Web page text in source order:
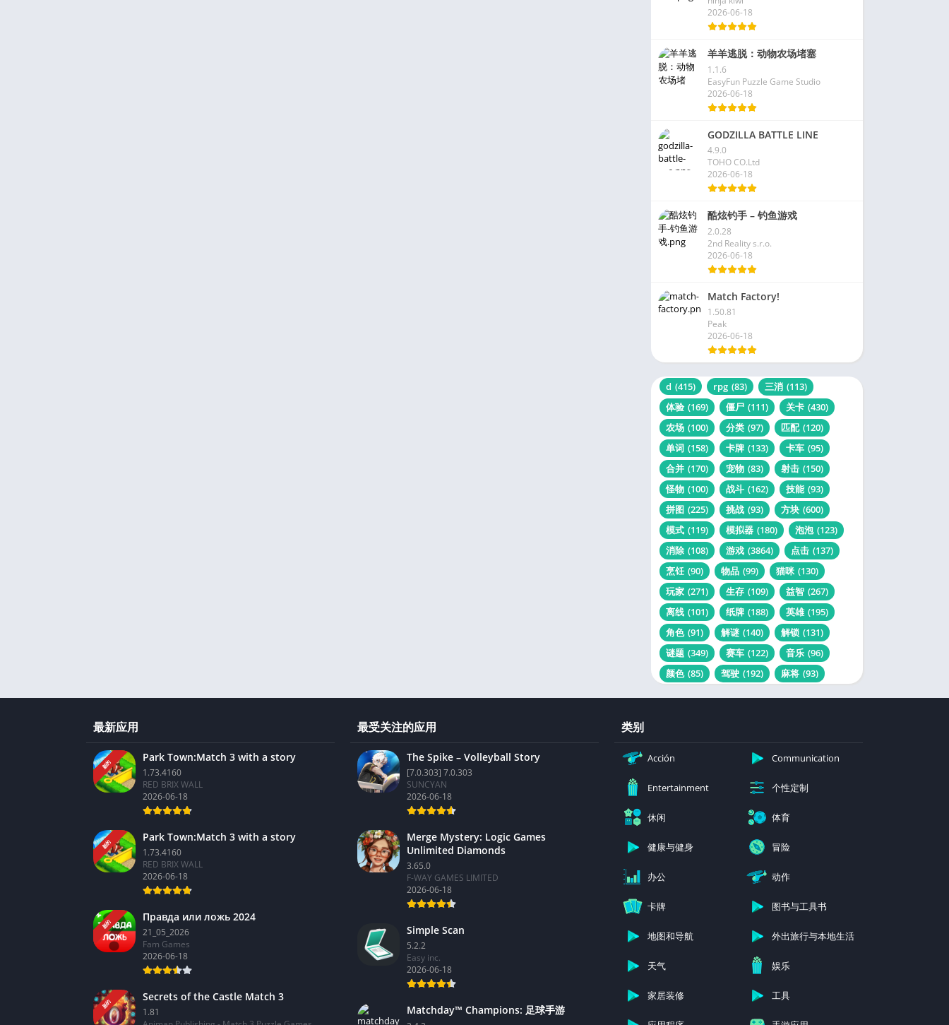
2026-06-18
羊羊逃脱：动物农场堵塞
1.1.6
EasyFun Puzzle Game Studio
2026-06-18
GODZILLA BATTLE LINE
4.9.0
TOHO CO.Ltd
2026-06-18
酷炫钓手 – 钓鱼游戏
2.0.28
2nd Reality s.r.o.
2026-06-18
Match Factory!
1.50.81
Peak
2026-06-18
d (415) rpg (83) 三消 (113)
体验 (169) 僵尸 (111) 关卡 (430)
农场 (100) 分类 (97) 匹配 (120)
单词 (158) 卡牌 (133) 卡车 (95)
合并 (170) 宠物 (83) 射击 (150)
怪物 (100) 战斗 (162) 技能 (93)
拼图 (225) 挑战 (93) 方块 (600)
模式 (119) 模拟器 (180) 泡泡 (123)
消除 (108) 游戏 (3864) 点击 (137)
烹饪 (90) 物品 (99) 猫咪 (130)
玩家 (271) 生存 (109) 益智 (267)
离线 (101) 纸牌 (188) 英雄 (195)
角色 (91) 解谜 (140) 解锁 (131)
谜题 (349) 赛车 (122) 音乐 (96)
颜色 (85) 驾驶 (192) 麻将 (93)
最新应用
新的
Park Town:Match 3 with a story
1.73.4160
RED BRIX WALL
2026-06-18
新的
Park Town:Match 3 with a story
1.73.4160
RED BRIX WALL
2026-06-18
新的
Правда или ложь 2024
21_05_2026
Fam Games
2026-06-18
新的
Secrets of the Castle Match 3
1.81
最受关注的应用
The Spike – Volleyball Story
[7.0.303] 7.0.303
SUNCYAN
2026-06-18
Merge Mystery: Logic Games
Unlimited Diamonds
3.65.0
F-WAY GAMES LIMITED
2026-06-18
Simple Scan
5.2.2
Easy inc.
2026-06-18
Matchday™ Champions: 足球手游
类别
Acción Communication
Entertainment 个性定制
休闲 体育
健康与健身 冒险
办公 动作
卡牌 图书与工具书
地图和导航 外出旅行与本地生活
天气 娱乐
家居装修 工具